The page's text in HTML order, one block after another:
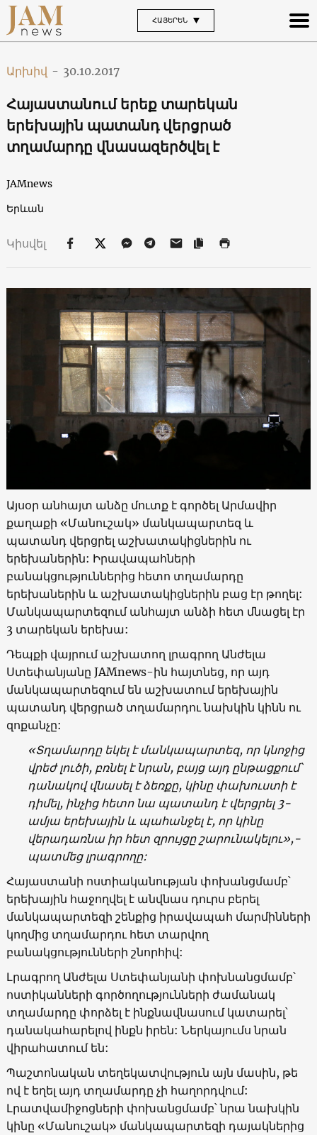
ՀԱՅԵՐԵՆ
Արխիվ - 30.10.2017
Հայաստանում երեք տարեկան
երեխային պատանդ վերցրած
տղամարդը վնասազերծվել է
JAMnews
Երևան
Կիսվել
Այսօր անհայտ անձը մուտք է գործել Արմավիր
քաղաքի «Մանուշակ» մանկապարտեզ և
պատանդ վերցրել աշխատակիցներին ու
երեխաներին: Իրավապահների
բանակցություններից հետո տղամարդը
երեխաներին և աշխատակիցներին բաց էր թողել:
Մանկապարտեզում անհայտ անձի հետ մնացել էր
3 տարեկան երեխա:
Դեպքի վայրում աշխատող լրագրող Անժելա
Ստեփանյանը JAMnews-ին հայտնեց, որ այդ
մանկապարտեզում են աշխատում երեխային
պատանդ վերցրած տղամարդու նախկին կինն ու
զոքանչը:
«Տղամարդը եկել է մանկապարտեզ, որ կնոջից
վրեժ լուծի, բռնել է նրան, բայց այդ ընթացքում՝
դանակով վնասել է ձեռքը, կինը փախուստի է
դիմել, ինչից հետո նա պատանդ է վերցրել 3-
ամյա երեխային և պահանջել է, որ կինը
վերադառնա իր հետ զրույցը շարունակելու»,-
պատմեց լրագրողը:
Հայաստանի ոստիականության փոխանցմամբ՝
երեխային հաջողվել է անվնաս դուրս բերել
մանկապարտեզի շենքից իրավապահ մարմինների
կողմից տղամարդու հետ տարվող
բանակցությունների շնորհիվ:
Լրագրող Անժելա Ստեփանյանի փոխնանցմամբ՝
ոստիկանների գործողությունների ժամանակ
տղամարդը փորձել է ինքնավնասում կատարել՝
դանակահարելով ինքն իրեն: Ներկայումս նրան
վիրահատում են:
Պաշտոնական տեղեկատվություն այն մասին, թե
ով է եղել այդ տղամարդը չի հաղորդվում:
Լրատվամիջոցների փոխանցմամբ՝ նրա նախկին
կինը «Մանուշակ» մանկապարտեզի դայակներից